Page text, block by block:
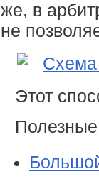
же, в
не
Этот